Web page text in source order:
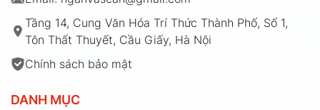
Tầng 14, Cung Văn Hóa Trí Thức Thành Phố, Số 1,
Tôn Thất Thuyết, Cầu Giấy, Hà Nội
Chính sách bảo mật
DANH MỤC